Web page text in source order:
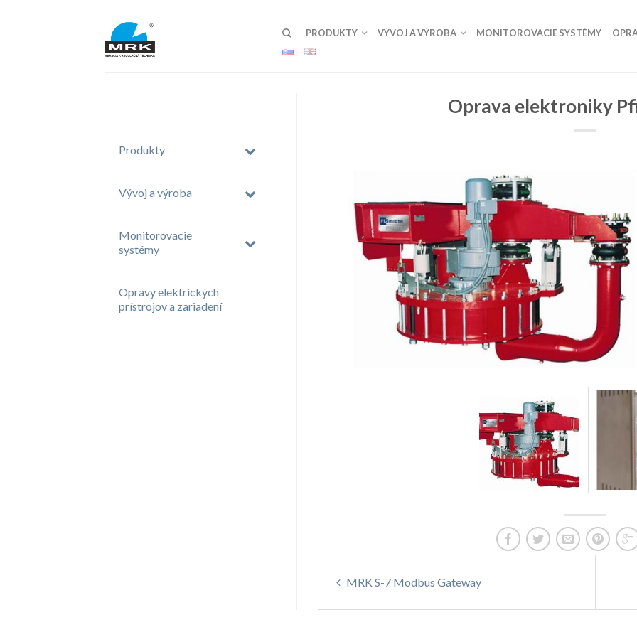
PRODUKTY VÝVOJ A VÝROBA MONITOROVACIE SYSTÉMY
Oprava elektroniky
MRK S-7 Modbus Gateway
Produkty
Vývoj a výroba
Monitorovacie
systémy
Opravy elektrických
prístrojov a zariadení